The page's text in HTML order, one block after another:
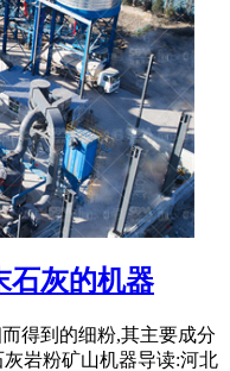
石灰的机器
得到的细粉,其主要成分
岩粉矿山机器导读:河北